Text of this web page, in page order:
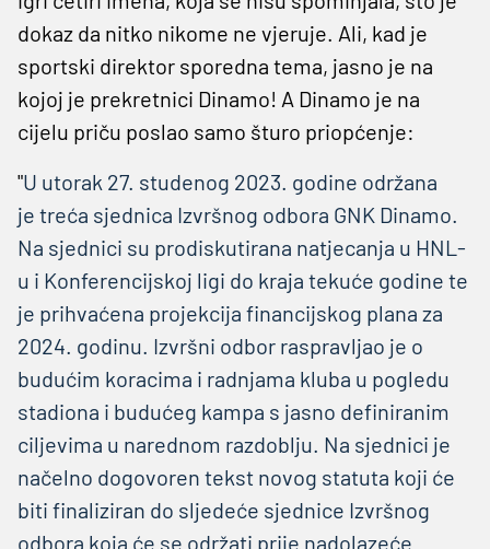
dokaz da nitko nikome ne vjeruje. Ali, kad je
sportski direktor sporedna tema, jasno je na
kojoj je prekretnici Dinamo! A Dinamo je na
cijelu priču poslao samo šturo priopćenje:
"U utorak 27. studenog 2023. godine održana
je treća sjednica Izvršnog odbora GNK Dinamo.
Na sjednici su prodiskutirana natjecanja u HNL-
u i Konferencijskoj ligi do kraja tekuće godine te
je prihvaćena projekcija financijskog plana za
2024. godinu. Izvršni odbor raspravljao je o
budućim koracima i radnjama kluba u pogledu
stadiona i budućeg kampa s jasno definiranim
ciljevima u narednom razdoblju. Na sjednici je
načelno dogovoren tekst novog statuta koji će
biti finaliziran do sljedeće sjednice Izvršnog
odbora koja će se održati prije nadolazeće